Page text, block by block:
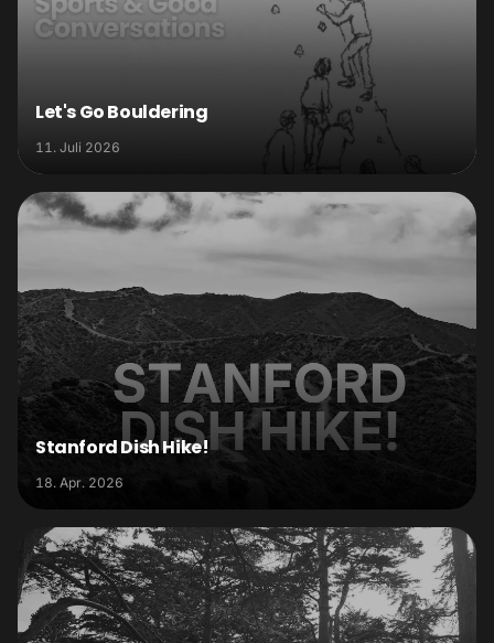
Let's Go Bouldering
11. Juli 2026
Stanford Dish Hike!
18. Apr. 2026